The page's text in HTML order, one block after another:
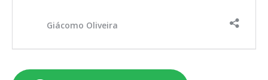
Giácomo Oliveira